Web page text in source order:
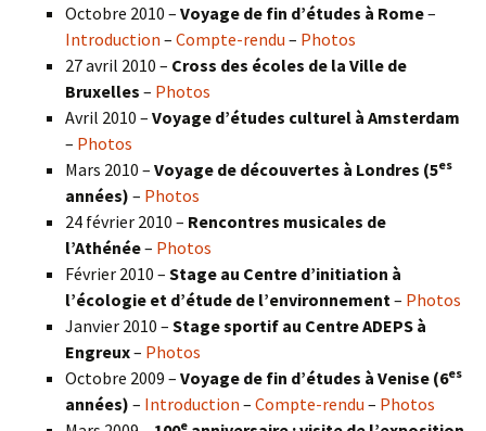
Octobre 2010 – Voyage de fin d’études à Rome–
Introduction – Compte-rendu – Photos
27 avril 2010 – Cross des écoles de la Ville de
Bruxelles – Photos
Avril 2010 – Voyage d’études culturel à Amsterdam
– Photos
Mars 2010 – Voyage de découvertes à Londres (5es
années) – Photos
24 février 2010 – Rencontres musicales de
l’Athénée– Photos
Février 2010 – Stage au Centre d’initiation à
l’écologie et d’étude de l’environnement– Photos
Janvier 2010 – Stage sportif au Centre ADEPS à
Engreux– Photos
Octobre 2009 – Voyage de fin d’études à Venise (6es
années) – Introduction – Compte-rendu – Photos
e